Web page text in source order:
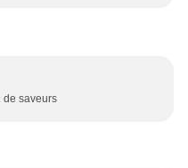
de saveurs